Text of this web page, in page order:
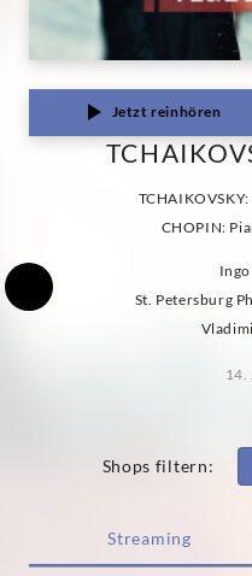
Jetzt reinhören
CHOPIN:
St. Petersburg
14.
Shops filtern:
Streaming